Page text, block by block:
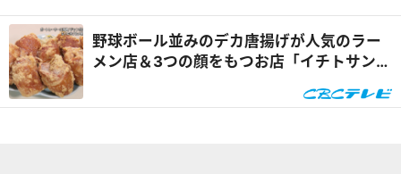
野球ボール並みのデカ唐揚げが人気のラー
メン店＆3つの顔をもつお店「イチトサンブ
『なりゆきアフロ』